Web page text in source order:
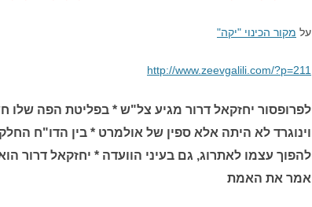
על מקור הכינוי "יקה"
http://www.zeevgalili.com/?p=211
לפרופסור יחזקאל דרור מגיע צל"ש * בפליטת הפה שלו
וינוגרד לא היתה אלא ספין של אולמרט * בין הדו"ח
להפוך עצמו לאתרוג, גם בעיני הוועדה * יחזקאל דרור
אמר את האמת